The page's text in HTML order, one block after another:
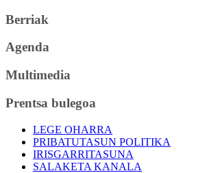
Berriak
Agenda
Multimedia
Prentsa bulegoa
LEGE OHARRA
PRIBATUTASUN POLITIKA
IRISGARRITASUNA
SALAKETA KANALA